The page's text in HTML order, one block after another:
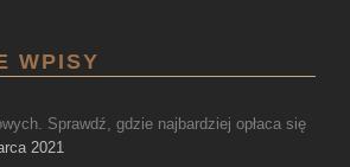
WPISY
Sprawdź, gdzie najbardziej opłaca się
2021